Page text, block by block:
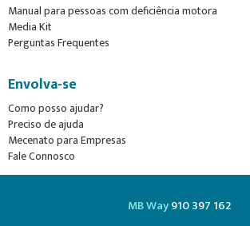
Manual para pessoas com deficiência motora
Media Kit
Perguntas Frequentes
Envolva-se
Como posso ajudar?
Preciso de ajuda
Mecenato para Empresas
Fale Connosco
MB Way910 397 162